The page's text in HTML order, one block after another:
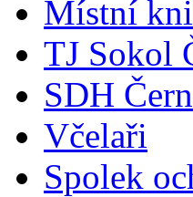
Místní
TJ Sokol
SDH
Včelaři
Spolek